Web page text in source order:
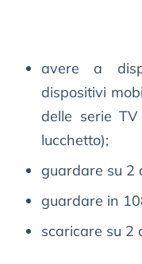
avere a
dispositivi
delle serie
lucchetto);
guardare su 2
guardare in
scaricare su 2